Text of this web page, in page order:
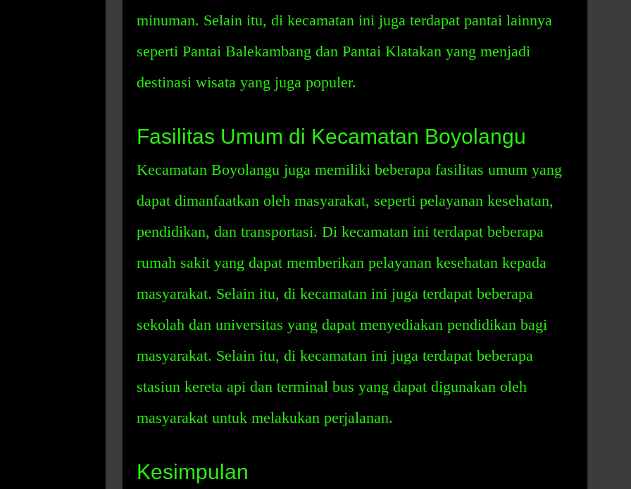
minuman. Selain itu, di kecamatan ini juga terdapat pantai lainnya
seperti Pantai Balekambang dan Pantai Klatakan yang menjadi
destinasi wisata yang juga populer.
Fasilitas Umum di Kecamatan Boyolangu
Kecamatan Boyolangu juga memiliki beberapa fasilitas umum yang
dapat dimanfaatkan oleh masyarakat, seperti pelayanan kesehatan,
pendidikan, dan transportasi. Di kecamatan ini terdapat beberapa
rumah sakit yang dapat memberikan pelayanan kesehatan kepada
masyarakat. Selain itu, di kecamatan ini juga terdapat beberapa
sekolah dan universitas yang dapat menyediakan pendidikan bagi
masyarakat. Selain itu, di kecamatan ini juga terdapat beberapa
stasiun kereta api dan terminal bus yang dapat digunakan oleh
masyarakat untuk melakukan perjalanan.
Kesimpulan